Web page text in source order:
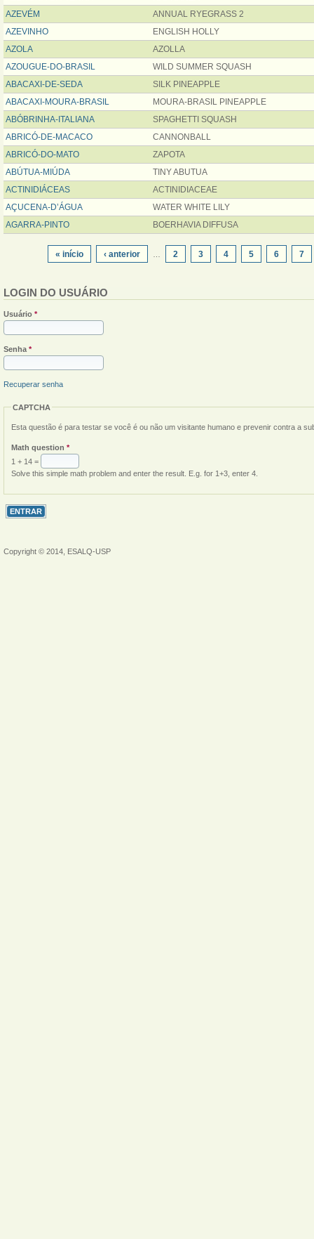
AZEVÉM
ANNUAL RYEGRASS 2
AZEVINHO
ENGLISH HOLLY
AZOLA
AZOLLA
AZOUGUE-DO-BRASIL
WILD SUMMER SQUASH
ABACAXI-DE-SEDA
SILK PINEAPPLE
ABACAXI-MOURA-BRASIL
MOURA-BRASIL PINEAPPLE
ABÓBRINHA-ITALIANA
SPAGHETTI SQUASH
ABRICÓ-DE-MACACO
CANNONBALL
ABRICÓ-DO-MATO
ZAPOTA
ABÚTUA-MIÚDA
TINY ABUTUA
ACTINIDIÁCEAS
ACTINIDIACEAE
AÇUCENA-D’ÁGUA
WATER WHITE LILY
AGARRA-PINTO
BOERHAVIA DIFFUSA
« início ‹ anterior 2 3 4 5 6 7
LOGIN DO USUÁRIO
Usuário *
Senha *
Recuperar senha
CAPTCHA
Esta questão é para testar se você é ou não um visitante humano e prevenir contra a
Math question *
1 + 14 =
Solve this simple math problem and enter the result. E.g. for 1+3, enter 4.
Copyright © 2014, ESALQ-USP